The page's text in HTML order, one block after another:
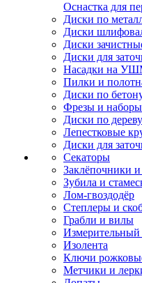
Оснастка для
Диски по
Диски
Диски
Диски для
Насадки на
Пилки и
Диски по
Фрезы и
Диски по дереву
Лепестковые
Диски для
Секаторы
Заклёпочники и
Зубила и
Лом-гвоздодёр
Степлеры и
Грабли и вилы
Измерительный
Изолента
Ключи
Метчики и